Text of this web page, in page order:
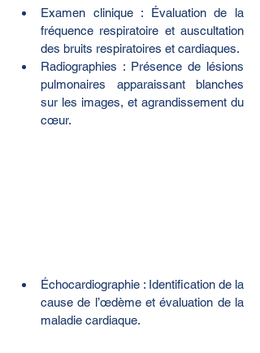
Examen clinique : Évaluation de la
fréquence respiratoire et auscultation
des bruits respiratoires et cardiaques.
Radiographies : Présence de lésions
pulmonaires apparaissant blanches
sur les images, et agrandissement du
cœur.
Échocardiographie : Identification de la
cause de l’œdème et évaluation de la
maladie cardiaque.